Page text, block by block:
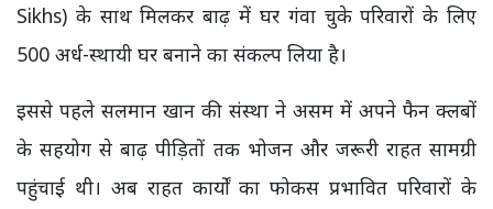
Sikhs) के साथ मिलकर बाढ़ में घर गंवा चुके परिवारों के लिए
500 अर्ध-स्थायी घर बनाने का संकल्प लिया है।
इससे पहले सलमान खान की संस्था ने असम में अपने फैन क्लबों
के सहयोग से बाढ़ पीड़ितों तक भोजन और जरूरी राहत सामग्री
पहुंचाई थी। अब राहत कार्यों का फोकस प्रभावित परिवारों के